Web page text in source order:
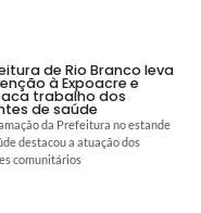
de Rio Branco leva
à Expoacre e
trabalho dos
de saúde
da Prefeitura no estande
destacou a atuação dos
comunitários